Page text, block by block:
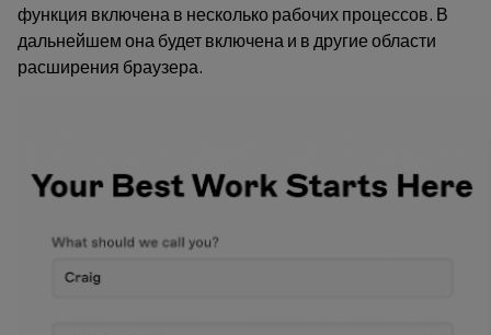
функция включена в несколько рабочих процессов. В
дальнейшем она будет включена и в другие области
расширения браузера.